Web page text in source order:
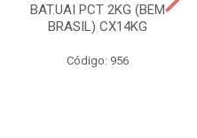
BAT.UAI PCT 2KG (BEM
BRASIL) CX14KG
Código: 956